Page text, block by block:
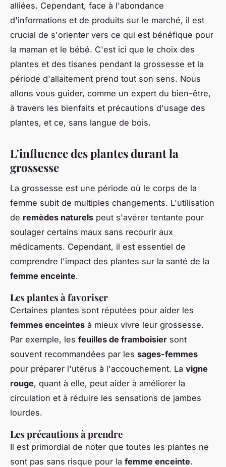
alliées. Cependant, face à l'abondance
d'informations et de produits sur le marché, il est
crucial de s'orienter vers ce qui est bénéfique pour
la maman et le bébé. C'est ici que le choix des
plantes et des tisanes pendant la grossesse et la
période d'allaitement prend tout son sens. Nous
allons vous guider, comme un expert du bien-être,
à travers les bienfaits et précautions d'usage des
plantes, et ce, sans langue de bois.
L'influence des plantes durant la
grossesse
La grossesse est une période où le corps de la
femme subit de multiples changements. L'utilisation
de remèdes naturels peut s'avérer tentante pour
soulager certains maux sans recourir aux
médicaments. Cependant, il est essentiel de
comprendre l'impact des plantes sur la santé de la
femme enceinte.
Les plantes à favoriser
Certaines plantes sont réputées pour aider les
femmes enceintes à mieux vivre leur grossesse.
Par exemple, les feuilles de framboisier sont
souvent recommandées par les sages-femmes
pour préparer l'utérus à l'accouchement. La vigne
rouge, quant à elle, peut aider à améliorer la
circulation et à réduire les sensations de jambes
lourdes.
Les précautions à prendre
Il est primordial de noter que toutes les plantes ne
sont pas sans risque pour la femme enceinte.